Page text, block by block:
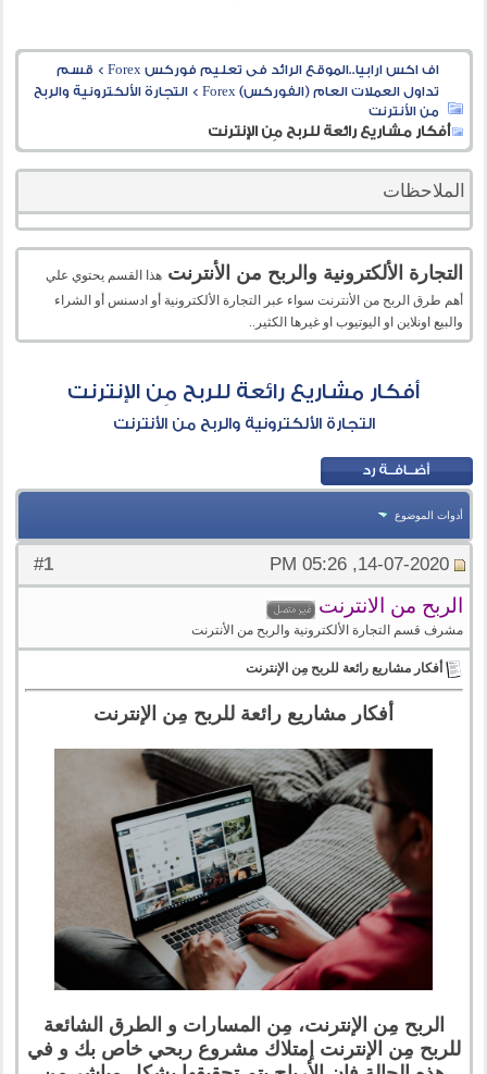
اف اكس ارابيا..الموقع الرائد فى تعليم فوركس Forex > قسم
تداول العملات العام (الفوركس) Forex
>التجارة الألكترونية والربح
من الأنترنت
أفكار مشاريع رائعة للربح مِن الإنترنت
الملاحظات
التجارة الألكترونية والربح من الأنترنت هذا القسم يحتوي علي
أهم طرق الربح من الأنترنت سواء عبر التجارة الألكترونية أو ادسنس أو الشراء
والبيع اونلاين او اليوتيوب او غيرها الكثير..
أفكار مشاريع رائعة للربح مِن الإنترنت
التجارة الألكترونية والربح من الأنترنت
أدوات الموضوع
#
1 14-07-2020, 05:26 PM
الربح من الانترنت
مشرف قسم التجارة الألكترونية والربح من الأنترنت
أفكار مشاريع رائعة للربح مِن الإنترنت
أفكار مشاريع رائعة للربح مِن الإنترنت
الربح مِن الإنترنت، مِن المسارات و الطرق الشائعة
للربح مِن الإنترنت إمتلاك مشروع ربحي خاص بك و في